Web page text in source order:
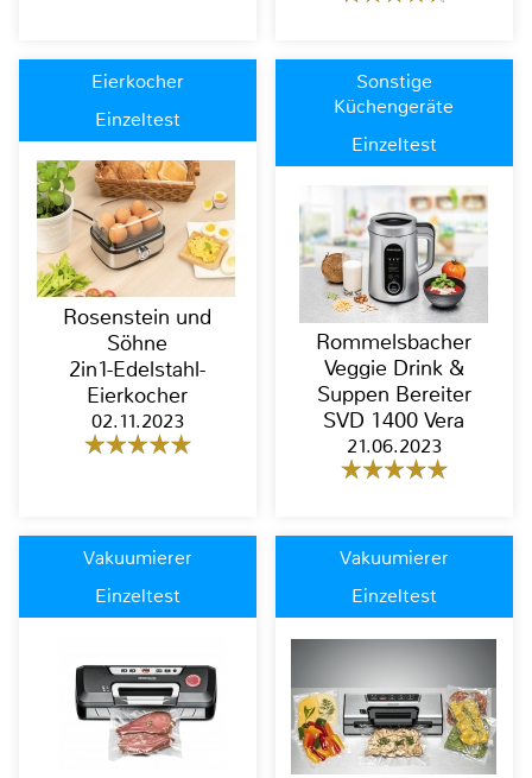
Eierkocher
Einzeltest
Rosenstein und
Söhne
2in1-Edelstahl-
Eierkocher
02.11.2023
Sonstige
Küchengeräte
Einzeltest
Rommelsbacher
Veggie Drink &
Suppen Bereiter
SVD 1400 Vera
21.06.2023
Vakuumierer
Einzeltest
Vakuumierer
Einzeltest